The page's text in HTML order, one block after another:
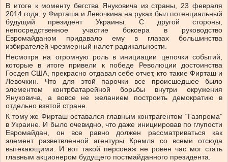
В итоге к моменту бегства Януковича из страны, 23 февраля
2014 года, у Фирташа и Левочкина на руках был потенциальный
будущий президент Украины. С другой стороны,
непосредственное участие боксера в руководство
Евромайданом придавало ему в глазах большинства
избирателей чрезмерный налет радикальности.
Несмотря на огромную роль в инициации цепочки событий,
которые в итоге привели к победе Революции достоинства
Госдеп США, прекрасно отдавал себе отчет, кто такие Фирташ и
Левочкин. Что для этой парочки все происшедшее было
элементом контрбатарейной борьбы внутри окружения
Януковича, а вовсе не желанием построить демократию в
отдельно взятой стране.
К тому же Фирташ оставался главным контрагентом “Газпрома”
в Украине. И было очевидно, что даже инициировав по глупости
Евромайдан, он все равно должен рассматриваться как
элемент разветвленной агентуры Кремля со всеми отсюда
вытекающими. И вот такой персонаж не ровен час мог стать
главным акционером будущего постмайданного президента.